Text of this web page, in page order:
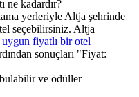
ne kadardır?
yerleriyle Altja şehrinde
seçebilirsiniz. Altja
uygun fiyatlı bir otel
sonuçları "Fiyat:
ve ödüller